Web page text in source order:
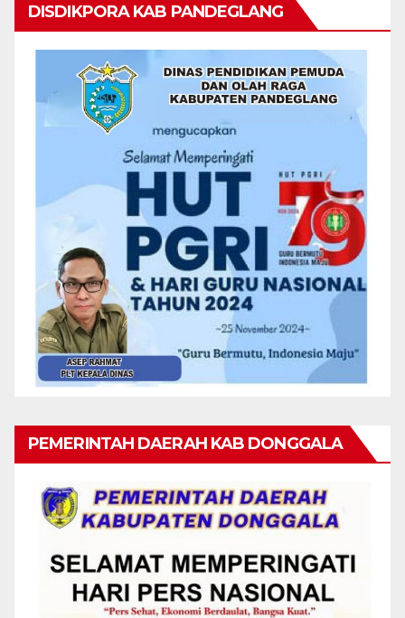
DISDIKPORA KAB PANDEGLANG
PEMERINTAH DAERAH KAB DONGGALA